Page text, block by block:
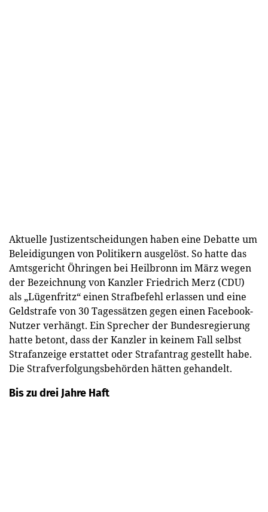
Aktuelle Justizentscheidungen haben eine Debatte um
Beleidigungen von Politikern ausgelöst. So hatte das
Amtsgericht Öhringen bei Heilbronn im März wegen
der Bezeichnung von Kanzler Friedrich Merz (CDU)
als „Lügenfritz“ einen Strafbefehl erlassen und eine
Geldstrafe von 30 Tagessätzen gegen einen Facebook-
Nutzer verhängt. Ein Sprecher der Bundesregierung
hatte betont, dass der Kanzler in keinem Fall selbst
Strafanzeige erstattet oder Strafantrag gestellt habe.
Die Strafverfolgungsbehörden hätten gehandelt.
Bis zu drei Jahre Haft